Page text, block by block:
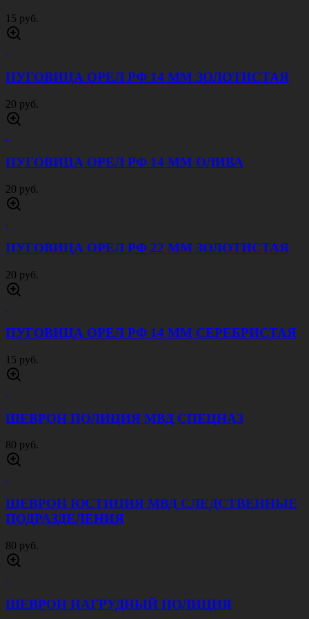
15 руб.
ПУГОВИЦА ОРЕЛ РФ 14 ММ ЗОЛОТИСТАЯ
20 руб.
ПУГОВИЦА ОРЕЛ РФ 14 ММ ОЛИВА
20 руб.
ПУГОВИЦА ОРЕЛ РФ 22 ММ ЗОЛОТИСТАЯ
20 руб.
ПУГОВИЦА ОРЕЛ РФ 14 ММ СЕРЕБРИСТАЯ
15 руб.
ШЕВРОН ПОЛИЦИЯ МВД СПЕЦНАЗ
80 руб.
ШЕВРОН ЮСТИЦИЯ МВД СЛЕДСТВЕННЫЕ
ПОДРАЗДЕЛЕНИЯ
80 руб.
ШЕВРОН НАГРУДНЫЙ ПОЛИЦИЯ